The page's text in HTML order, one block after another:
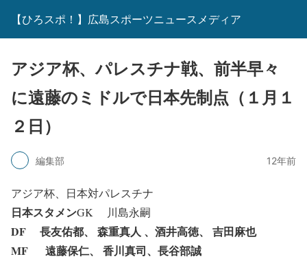
【ひろスポ！】広島スポーツニュースメディア
アジア杯、パレスチナ戦、前半早々
に遠藤のミドルで日本先制点（１月１
２日）
編集部 12年前
アジア杯、日本対パレスチナ
日本スタメンGK 川島永嗣
DF 長友佑都、 森重真人 、酒井高徳、 吉田麻也
MF 遠藤保仁、 香川真司、長谷部誠